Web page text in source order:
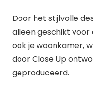
Door het stijlvolle
alleen geschikt voor
ook je woonkamer,
door Close Up
geproduceerd.